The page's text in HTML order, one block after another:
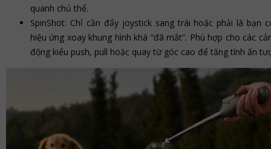
quanh chủ thể.
SpinShot: Chỉ cần đẩy joystick sang trái hoặc phải là bạn
hiệu ứng xoay khung hình khá “đã mắt”. Phù hợp cho các
động kiểu push, pull hoặc quay từ góc cao để tăng tính ấn